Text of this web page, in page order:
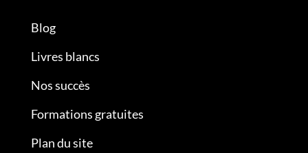
Blog
Livres blancs
Nos succès
Formations gratuites
Plan du site